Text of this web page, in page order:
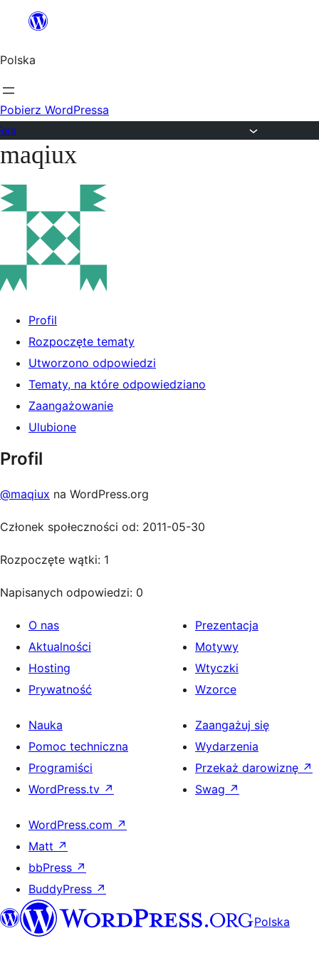
Przejdź
treści
Polska
Pobierz WordPressa
Przejdź
treści
maqiux
Profil
Rozpoczęte tematy
Utworzono odpowiedzi
Tematy, na które odpowiedziano
Zaangażowanie
Ulubione
Profil
@maqiux na WordPress.org
Członek społeczności od: 2011-05-30
Rozpoczęte wątki: 1
Napisanych odpowiedzi: 0
O nas
Aktualności
Hosting
Prywatność
Prezentacja
Motywy
Wtyczki
Wzorce
Nauka
Pomoc techniczna
Programiści
WordPress.tv ↗
Zaangażuj się
Wydarzenia
Przekaż darowiznę ↗
Swag ↗
WordPress.com ↗
Matt ↗
bbPress ↗
BuddyPress ↗
Polska